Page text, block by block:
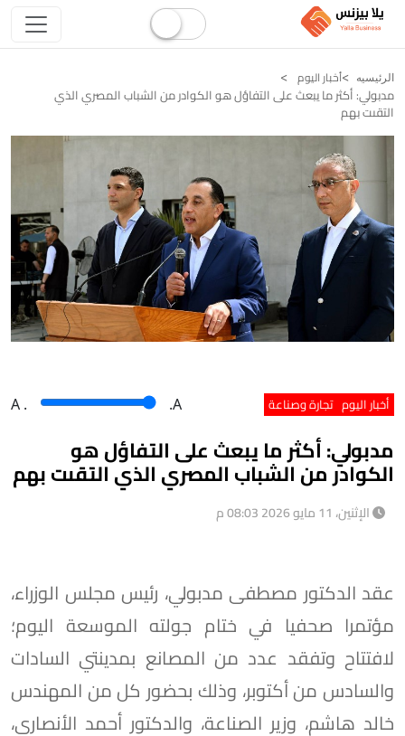
الرئيسيه أخبار اليوم
مدبولي: أكثر ما يبعث على التفاؤل هو الكوادر من الشباب المصري الذي
التقىت بهم
أخبار اليوم تجارة وصناعة A . .A
مدبولي: أكثر ما يبعث على التفاؤل هو
الكوادر من الشباب المصري الذي التقىت بهم
الإثنين، 11 مايو 2026 08:03 م
عقد الدكتور مصطفى مدبولي، رئيس مجلس الوزراء،
مؤتمرا صحفيا في ختام جولته الموسعة اليوم؛
لافتتاح وتفقد عدد من المصانع بمدينتي السادات
والسادس من أكتوبر، وذلك بحضور كل من المهندس
خالد هاشم، وزير الصناعة، والدكتور أحمد الأنصاري،